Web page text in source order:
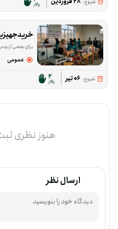
پاکار
برای بعضی از نوعروسانی که در آستانه‌ی آغاز زندگی مشترک هستند، تهیه‌ی جهیزیه هنوز
عمومی
شروع: 06 تیر 2پاکار
هنوز نظری
ارسال نظر